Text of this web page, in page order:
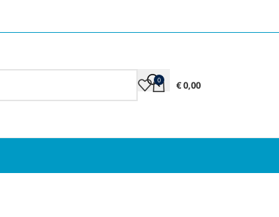
0 €0,00